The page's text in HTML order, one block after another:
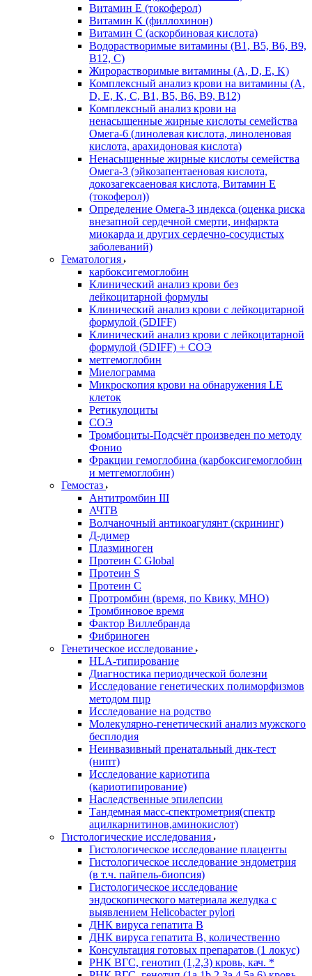
Витамин Е (токоферол)
Витамин К (филлохинон)
Витамин С (аскорбиновая кислота)
Водорастворимые витамины (B1, B5, B6, В9,
В12, С)
Жирорастворимые витамины (A, D, E, K)
Комплексный анализ крови на витамины (A,
D, E, K, C, B1, B5, B6, В9, B12)
Комплексный анализ крови на
ненасыщенные жирные кислоты семейства
Омега-6 (линолевая кислота, линоленовая
кислота, арахидоновая кислота)
Ненасыщенные жирные кислоты семейства
Омега-3 (эйкозапентаеновая кислота,
докозагексаеновая кислота, Витамин E
(токоферол))
Определение Омега-3 индекса (оценка риска
внезапной сердечной смерти, инфаркта
миокарда и других сердечно-сосудистых
заболеваний)
Гематология
карбоксигемоглобин
Клинический анализ крови без
лейкоцитарной формулы
Клинический анализ крови с лейкоцитарной
формулой (5DIFF)
Клинический анализ крови с лейкоцитарной
формулой (5DIFF) + СОЭ
метгемоглобин
Миелограмма
Микроскопия крови на обнаружения LE
клеток
Ретикулоциты
СОЭ
Тромбоциты-Подсчёт произведен по методу
Фонио
Фракции гемоглобина (карбоксигемоглобин
и метгемоглобин)
Гемостаз
Антитромбин III
АЧТВ
Волчаночный антикоагулянт (скрининг)
Д-димер
Плазминоген
Протеин C Global
Протеин S
Протеин С
Протромбин (время, по Квику, МНО)
Тромбиновое время
Фактор Виллебранда
Фибриноген
Генетическое исследование
HLA-типирование
Диагностика периодической болезни
Исследование генетических полиморфизмов
методом пцр
Исследование на родство
Молекулярно-генетический анализ мужского
бесплодия
Неинвазивный пренатальный днк-тест
(нипт)
Исследование кариотипа
(кариотипирование)
Наследственные эпилепсии
Тандемная масс-спектрометрия(спектр
ацилкарнитинов,аминокислот)
Гистологические исследования
Гистологическое исследование плаценты
Гистологическое исследование эндометрия
(в т.ч. пайпель-биопсия)
Гистологическое исследование
эндоскопического материала желудка с
выявлением Helicobacter pylori
ДНК вируса гепатита B
ДНК вируса гепатита B, количественно
Консультация готовых препаратов (1 локус)
РНК ВГC, генотип (1,2,3) кровь, кач. *